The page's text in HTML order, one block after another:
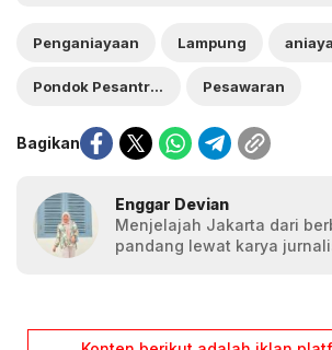
Penganiayaan Lampung aniaya
Pondok Pesantren Pesawaran
Bagikan
Enggar Devian
Menjelajah Jakarta dari
pandang lewat karya